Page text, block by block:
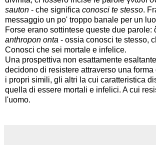
sauton - che significa conosci te stesso.
messaggio un po' troppo banale per un
Forse erano sottintese queste due parole:
anthropon onta - ossia conosci te stesso,
Conosci che sei mortale e infelice.
Una prospettiva non esattamente
decidono di resistere attraverso una
i propri simili, gli altri la cui caratteristica
quella di essere mortali e infelici. A cui
l'uomo.